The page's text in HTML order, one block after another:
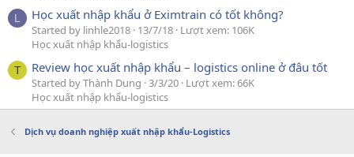
L Học xuất nhập khẩu ở Eximtrain có tốt không?
Started by linhle2018 13/7/18 Lượt xem: 106K
Học xuất nhập khẩu-logistics
T Review học xuất nhập khẩu – logistics online ở đâu tốt
Started by Thành Dung 3/3/20 Lượt xem: 66K
Học xuất nhập khẩu-logistics
Dịch vụ doanh nghiệp xuất nhập khẩu-Logistics